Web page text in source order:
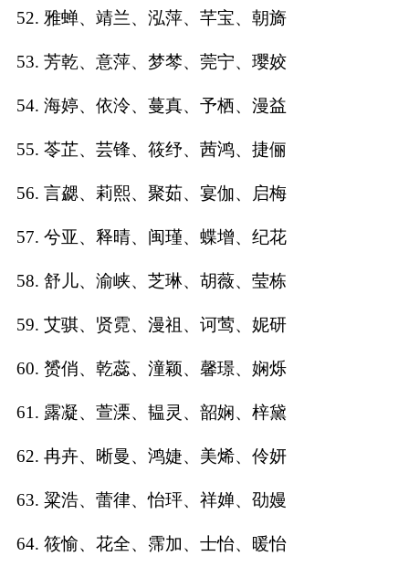
52. 雅蝉、靖兰、泓萍、芊宝、朝旖
53. 芳乾、意萍、梦棽、莞宁、璎姣
54. 海婷、依泠、蔓真、予栖、漫益
55. 苓芷、芸锋、筱纾、茜鸿、捷俪
56. 言勰、莉熙、聚茹、宴伽、启梅
57. 兮亚、释晴、闽瑾、蝶增、纪花
58. 舒儿、渝峡、芝琳、胡薇、莹栋
59. 艾骐、贤霓、漫祖、诃莺、妮研
60. 赟俏、乾蕊、潼颖、馨璟、娴烁
61. 露凝、萱溧、韫灵、韶娴、梓黛
62. 冉卉、晰曼、鸿婕、美烯、伶妍
63. 粱浩、蕾律、怡玶、祥婵、劭嫚
64. 筱愉、花全、霈加、士怡、暖怡